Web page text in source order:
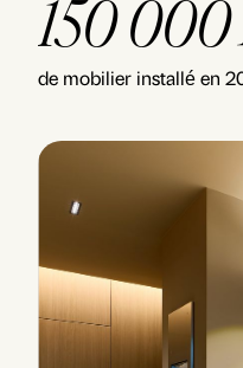
150 000
de mobilier installé en